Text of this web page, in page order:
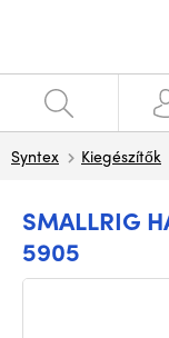
Syntex Kiegészítők
SMALLRIG
5905